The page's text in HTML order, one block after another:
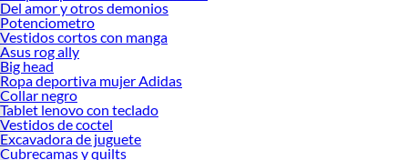
Del amor y otros demonios
Potenciometro
Vestidos cortos con manga
Asus rog ally
Big head
Ropa deportiva mujer Adidas
Collar negro
Tablet lenovo con teclado
Vestidos de coctel
Excavadora de juguete
Cubrecamas y quilts